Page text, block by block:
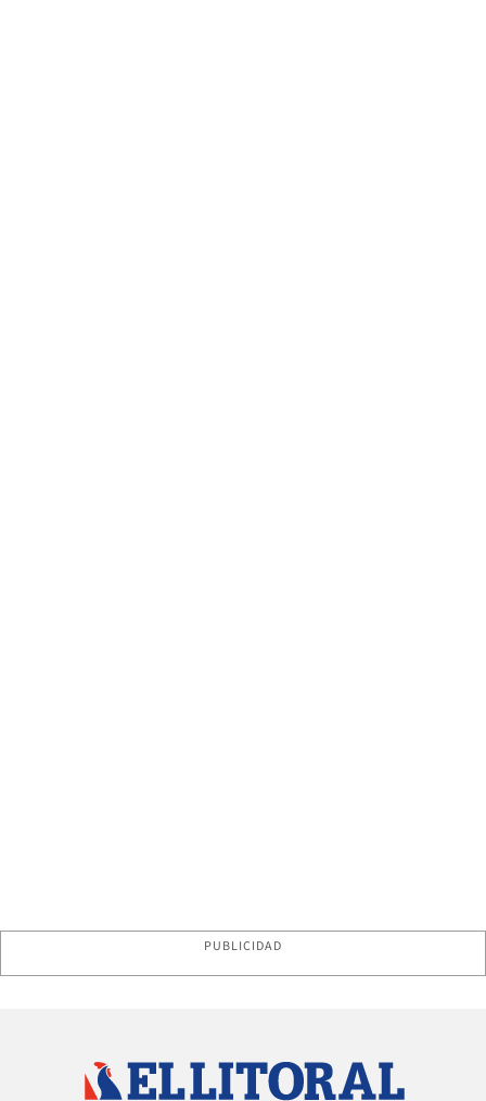
PUBLICIDAD